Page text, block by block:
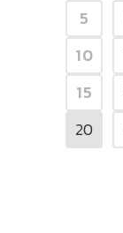
5
10
15
20